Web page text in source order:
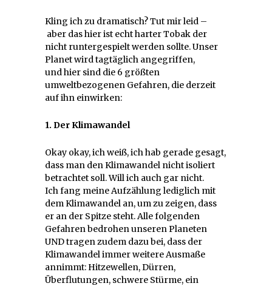
Kling ich zu dramatisch? Tut mir leid –
aber das hier ist echt harter Tobak der
nicht runtergespielt werden sollte. Unser
Planet wird tagtäglich angegriffen,
und hier sind die 6 größten
umweltbezogenen Gefahren, die derzeit
auf ihn einwirken:
1. Der Klimawandel
Okay okay, ich weiß, ich hab gerade gesagt,
dass man den Klimawandel nicht isoliert
betrachtet soll. Will ich auch gar nicht.
Ich fang meine Aufzählung lediglich mit
dem Klimawandel an, um zu zeigen, dass
er an der Spitze steht. Alle folgenden
Gefahren bedrohen unseren Planeten
UND tragen zudem dazu bei, dass der
Klimawandel immer weitere Ausmaße
annimmt: Hitzewellen, Dürren,
Überflutungen, schwere Stürme, ein